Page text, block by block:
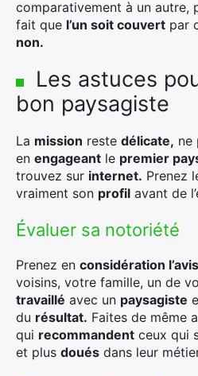
comparativement à un autre,
fait que l’un soit couvert par
non.
Les astuces
bon paysagiste
La mission reste délicate, ne
en engageant le premier
trouvez sur internet. Prenez
vraiment son profil avant de
Évaluer sa notoriété
Prenez en considération
voisins, votre famille, un de
travaillé avec un paysagiste
du résultat. Faites de même
qui recommandent ceux qui
et plus doués dans leur